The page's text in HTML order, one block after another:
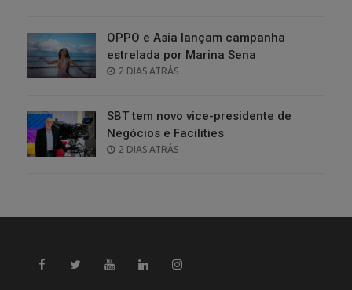
OPPO e Asia lançam campanha
estrelada por Marina Sena
POSTED
2 DIAS ATRÁS
SBT tem novo vice-presidente de
Negócios e Facilities
POSTED
2 DIAS ATRÁS